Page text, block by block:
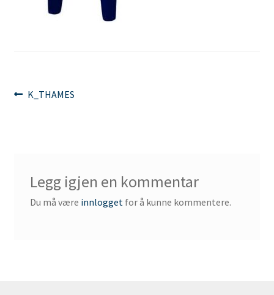
Innleggsnavigasjon
Forrige
K_THAMES
Legg igjen en kommentar
Du må være innloggetfor å kunne kommentere.